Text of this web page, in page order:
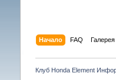
Начало FAQ
Клуб Honda Element